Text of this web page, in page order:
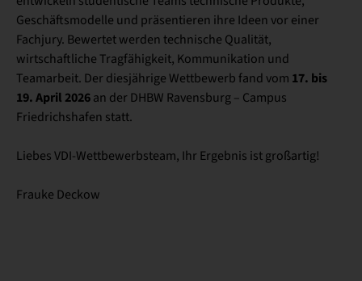
Geschäftsmodelle und präsentieren ihre Ideen vor einer
Fachjury. Bewertet werden technische Qualität,
wirtschaftliche Tragfähigkeit, Kommunikation und
Teamarbeit. Der diesjährige Wettbewerb fand vom 17. bis
19. April 2026 an der DHBW Ravensburg – Campus
Friedrichshafen statt.
Liebes VDI-Wettbewerbsteam, Ihr Ergebnis ist großartig!
Frauke Deckow